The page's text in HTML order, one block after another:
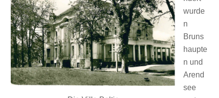
wurde
n
Bruns
haupte
n und
Arend
see